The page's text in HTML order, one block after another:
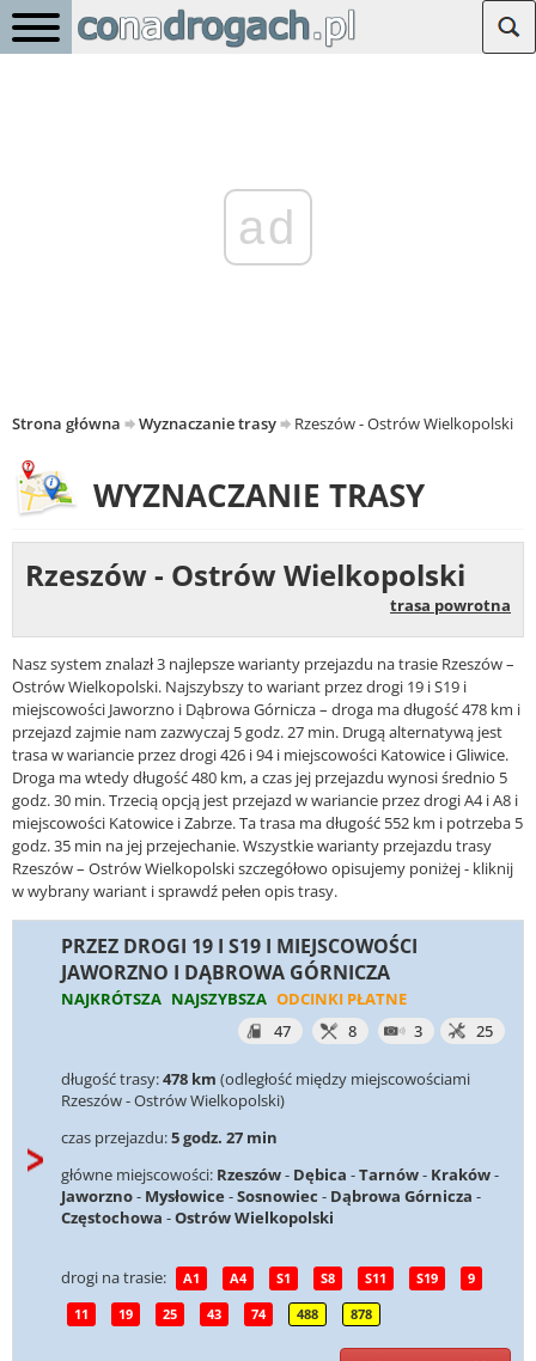
ad
Strona główna Wyznaczanie trasy Rzeszów - Ostrów Wielkopolski
WYZNACZANIE TRASY
Rzeszów - Ostrów Wielkopolski
trasa powrotna
Nasz system znalazł 3 najlepsze warianty przejazdu na trasie Rzeszów –
Ostrów Wielkopolski. Najszybszy to wariant przez drogi 19 i S19 i
miejscowości Jaworzno i Dąbrowa Górnicza – droga ma długość 478 km i
przejazd zajmie nam zazwyczaj 5 godz. 27 min. Drugą alternatywą jest
trasa w wariancie przez drogi 426 i 94 i miejscowości Katowice i Gliwice.
Droga ma wtedy długość 480 km, a czas jej przejazdu wynosi średnio 5
godz. 30 min. Trzecią opcją jest przejazd w wariancie przez drogi A4 i A8 i
miejscowości Katowice i Zabrze. Ta trasa ma długość 552 km i potrzeba 5
godz. 35 min na jej przejechanie. Wszystkie warianty przejazdu trasy
Rzeszów – Ostrów Wielkopolski szczegółowo opisujemy poniżej - kliknij
w wybrany wariant i sprawdź pełen opis trasy.
PRZEZ DROGI 19 I S19 I MIEJSCOWOŚCI
JAWORZNO I DĄBROWA GÓRNICZA
NAJKRÓTSZA NAJSZYBSZA ODCINKI PŁATNE
47
8 3 25
długość trasy:478 km (odległość między miejscowościami
Rzeszów - Ostrów Wielkopolski)
czas przejazdu:5 godz. 27 min
główne miejscowości: Rzeszów- Dębica -Tarnów- Kraków-
Jaworzno- Mysłowice -Sosnowiec - Dąbrowa Górnicza -
Częstochowa -Ostrów Wielkopolski
drogi na trasie: A1 A4 S1 S8 S11 S19 9
11 19 25 43 74 488 878